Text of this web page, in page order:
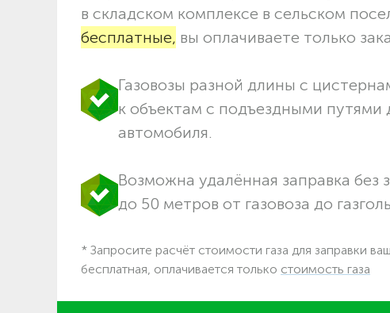
в складском комплексе в сельском
бесплатные, вы оплачиваете только
Газовозы разной длины с
к объектам c подъездными путями
автомобиля.
Возможна удалённая заправка без
до 50 метров от газовоза до
* Запросите расчёт стоимости газа для заправки
бесплатная, оплачивается только стоимость газа